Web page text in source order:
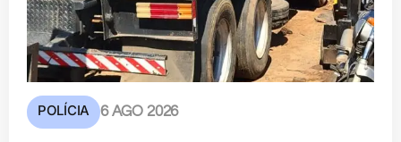
POLÍCIA 6 AGO 2026